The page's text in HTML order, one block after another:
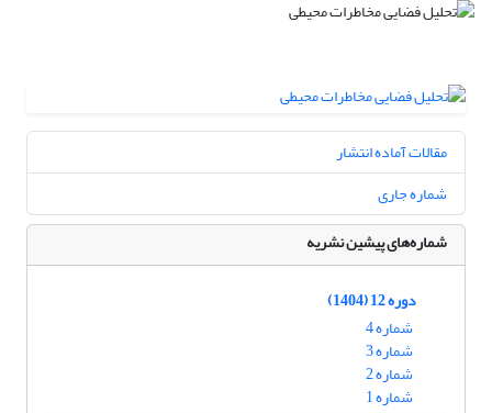
مقالات آماده انتشار
شماره جاری
شماره‌های پیشین نشریه
دوره 12 (1404)
شماره 4
شماره 3
شماره 2
شماره 1